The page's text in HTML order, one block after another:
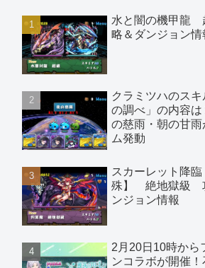
水と闇の機甲龍
略＆ダンジョン情
クラミツハのス
の調べ」の内容は
の慈雨・朝の甘雨
ム発動
スカーレット降
殊】 絶地獄級
ンジョン情報
2月20日10時から
ンコラボが開催